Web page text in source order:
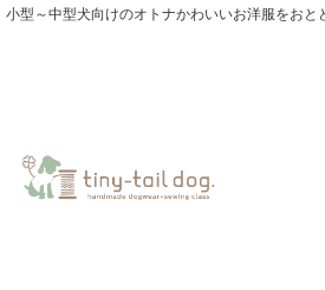
小型～中型犬向けのオトナかわいいお洋服をおと